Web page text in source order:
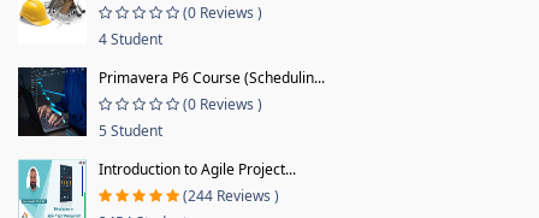
(0 Reviews )
4 Student
Primavera P6 Course (Schedulin...
(0 Reviews )
5 Student
Introduction to Agile Project...
(244 Reviews )